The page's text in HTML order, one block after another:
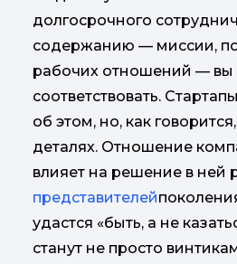
долгосрочного
содержанию — миссии,
рабочих отношений — вы
соответствовать.
об этом, но, как
деталях. Отношение
влияет на решение в ней
представителей
удастся «быть, а не
станут не просто